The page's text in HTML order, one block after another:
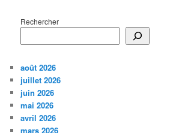
Rechercher
août 2026
juillet 2026
juin 2026
mai 2026
avril 2026
mars 2026